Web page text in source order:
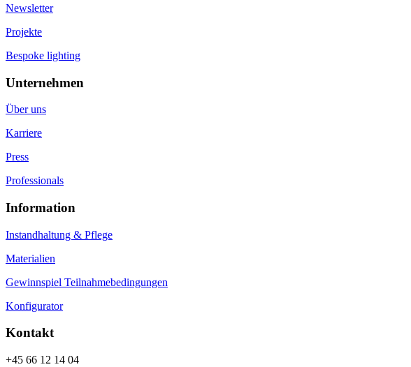
Newsletter
Projekte
Bespoke lighting
Unternehmen
Über uns
Karriere
Press
Professionals
Information
Instandhaltung & Pflege
Materialien
Gewinnspiel Teilnahmebedingungen
Konfigurator
Kontakt
+45 66 12 14 04